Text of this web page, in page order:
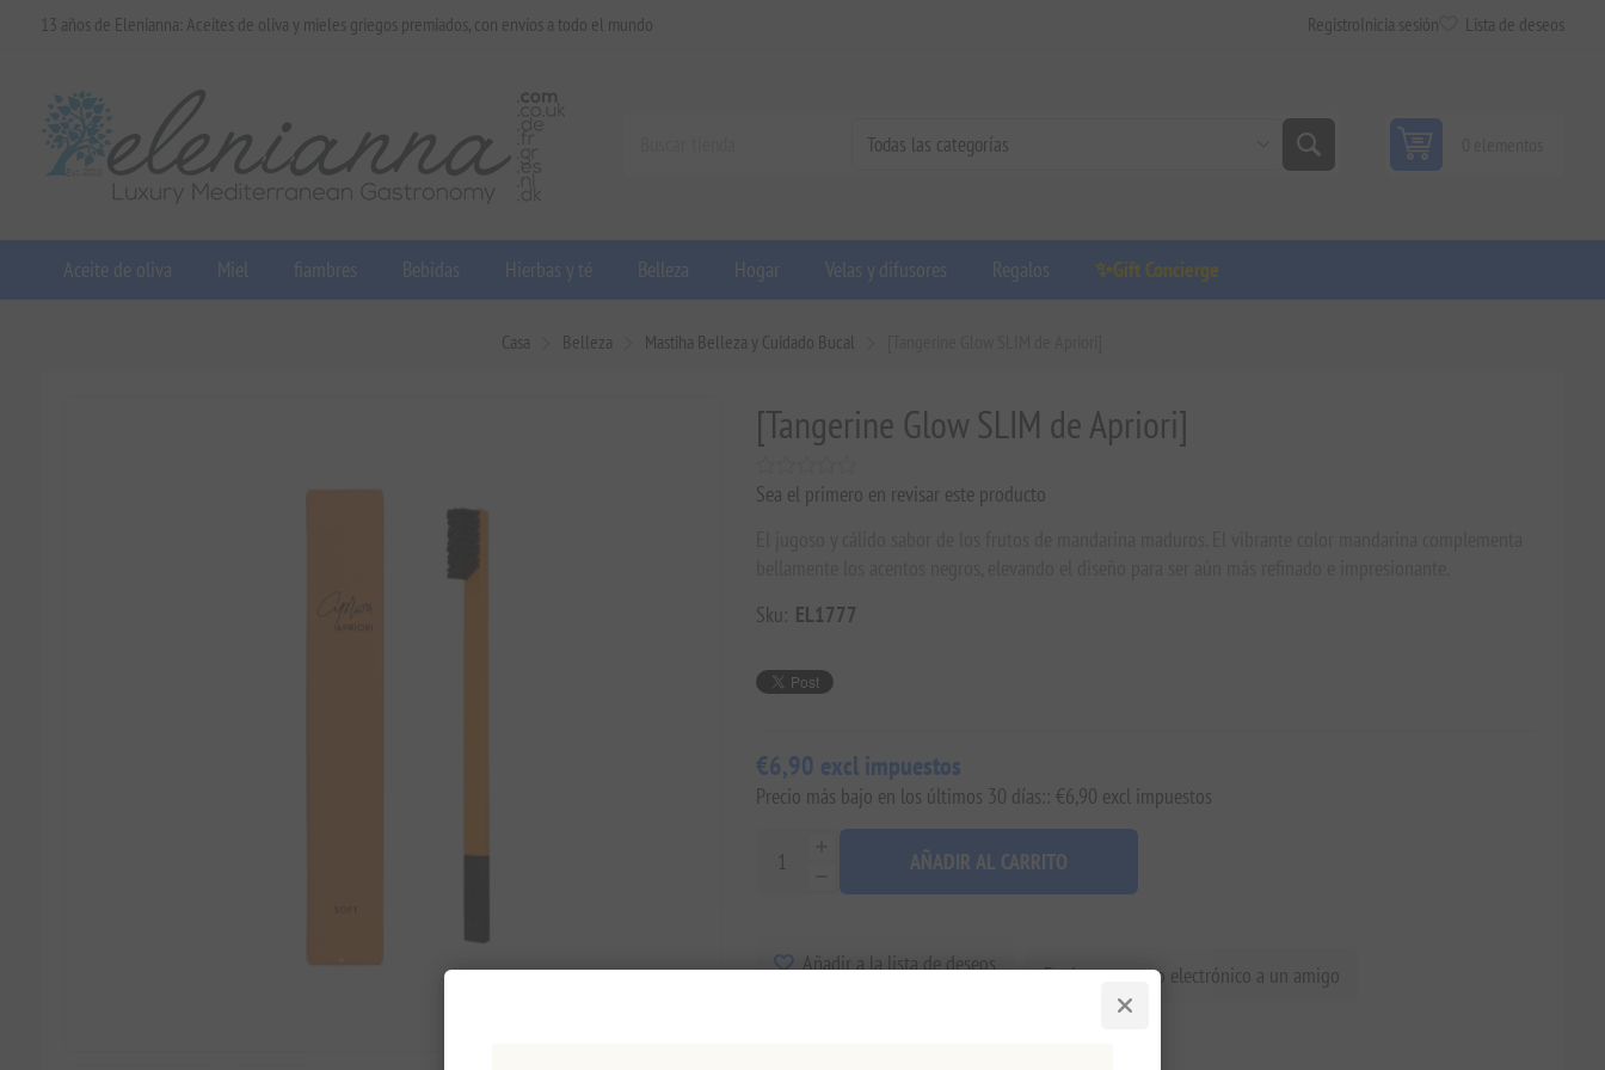
13 años de Elenianna: Aceites de oliva y mieles griegos premiados, con envíos a todo el mundo Registro Inicia sesión Lista de deseos
Aceite de oliva Miel fiambres Bebidas Hierbas y té Belleza Hogar Velas y difusores Regalos ✨Gift Concierge
Casa Belleza Mastiha Belleza y Cuidado Bucal
[Tangerine Glow SLIM de Apriori]
Sea el primero en revisar este producto
Sku: EL1777
€6,90 excl impuestos
Precio más bajo en los últimos 30 días:: €6,90 excl impuestos
AÑADIR AL CARRITO
Añadir a la lista de deseos Enviar un correo electrónico a un amigo